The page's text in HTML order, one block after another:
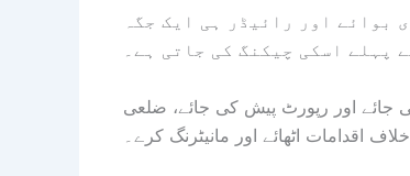
بوائے اور رائیڈر ہی ایک جگہ
پہلے اسکی چیکنگ کی جاتی ہے۔
کی جائے اور رپورٹ پیش کی جائے، ضلعی
اقدامات اٹھائے اور مانیٹرنگ کرے۔